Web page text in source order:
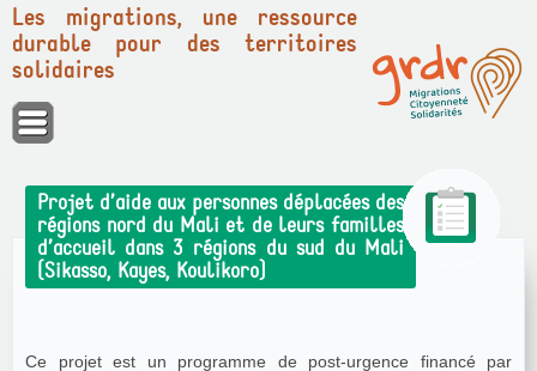
Panneau de gestion des cookies
Les migrations, une ressource
durable pour des territoires
solidaires
Projet d’aide aux personnes déplacées des
régions nord du Mali et de leurs familles
d’accueil dans 3 régions du sud du Mali
(Sikasso, Kayes, Koulikoro)
Ce projet est un programme de post-urgence financé par